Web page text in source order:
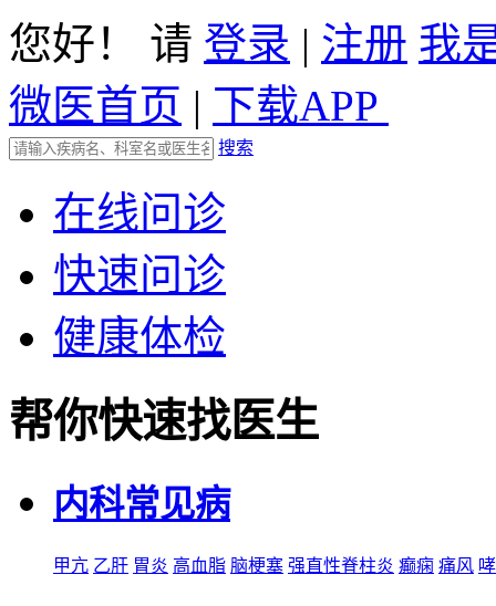
您好！ 请 登录 | 注册 我
微医首页 | 下载APP
搜索
在线问诊
快速问诊
健康体检
帮你快速找医生
内科常见病
甲亢 乙肝 胃炎 高血脂 脑梗塞 强直性脊柱炎 癫痫 痛风